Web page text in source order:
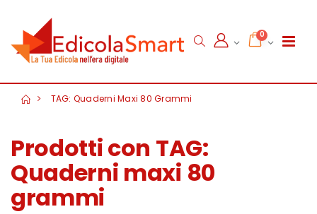
0
TAG: Quaderni Maxi 80 Grammi
Prodotti con TAG:
Quaderni maxi 80
grammi